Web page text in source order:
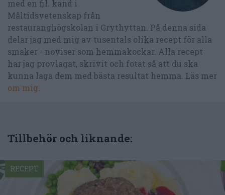
med en fil. kand i
Måltidsvetenskap från
restauranghögskolan i Grythyttan. På denna sida
delar jag med mig av tusentals olika recept för alla
smaker - noviser som hemmakockar. Alla recept
har jag provlagat, skrivit och fotat så att du ska
kunna laga dem med bästa resultat hemma. Läs mer
om mig.
Tillbehör och liknande:
RECEPT